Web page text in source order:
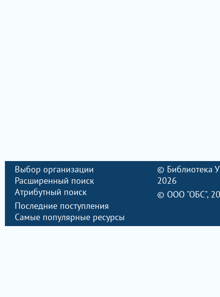
Выбор организации
Расширенный поиск
Атрибутный поиск
Последние поступления
Самые популярные ресурсы
© Библиотека
2026
© ООО "ОБС",